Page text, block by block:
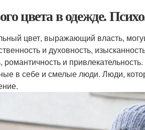
цвета в одежде.
цвет, выражающий власть,
и духовность,
романтичность и
в себе и смелые люди. Люди,